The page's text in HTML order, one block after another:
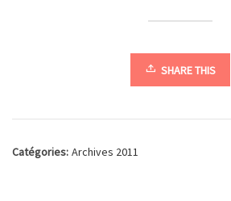
SHARE THIS
Catégories: Archives 2011